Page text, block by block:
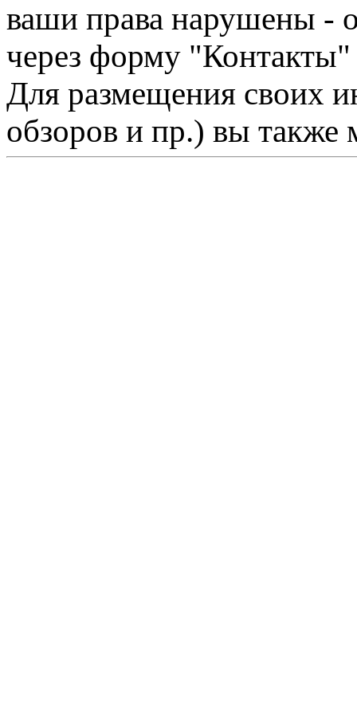
ваши права нарушены -
через форму "Контакты"
Для размещения своих
обзоров и пр.) вы также